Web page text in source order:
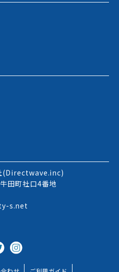
(Directwave.inc)
田町社口4番地
s.net